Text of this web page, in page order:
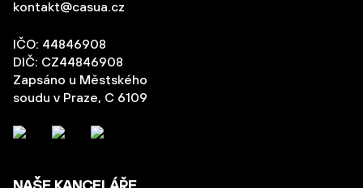
kontakt@casua.cz
IČO: 44846908
DIČ: CZ44846908
Zapsáno u Městského
soudu v Praze, C 6109